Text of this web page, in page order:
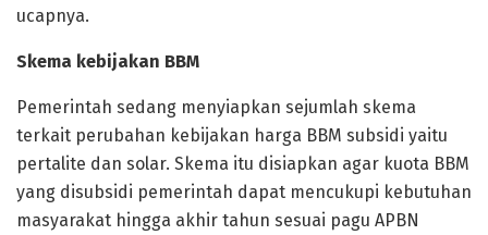
ucapnya.
Skema kebijakan BBM
Pemerintah sedang menyiapkan sejumlah skema
terkait perubahan kebijakan harga BBM subsidi yaitu
pertalite dan solar. Skema itu disiapkan agar kuota BBM
yang disubsidi pemerintah dapat mencukupi kebutuhan
masyarakat hingga akhir tahun sesuai pagu APBN